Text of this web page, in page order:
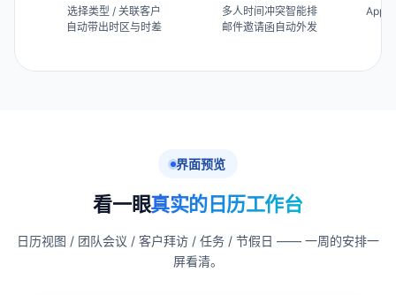
选择类型 / 关联客户
自动带出时区与时差
多人时间冲突智能排
邮件邀请函自动外发
App
界面预览
看一眼真实的日历工作台
日历视图 / 团队会议 / 客户拜访 / 任务 / 节假日 —— 一周的安排一
屏看清。